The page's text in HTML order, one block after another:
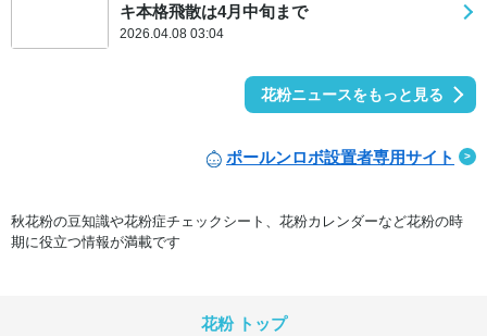
キ本格飛散は4月中旬まで
2026.04.08 03:04
花粉ニュースをもっと見る
ポールンロボ設置者専用サイト
秋花粉の豆知識や花粉症チェックシート、花粉カレンダーなど花粉の時
期に役立つ情報が満載です
花粉 トップ